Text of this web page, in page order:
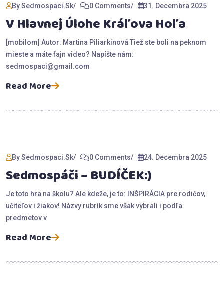
By Sedmospaci.sk 0 Comments 31. Decembra 2025
V Hlavnej Úlohe Kráľova Hoľa
[mobilom] Autor: Martina Piliarkinová Tiež ste boli na peknom
mieste a máte fajn video? Napíšte nám:
sedmospaci@gmail.com
Read More
By Sedmospaci.sk 0 Comments 24. Decembra 2025
Sedmospáči ~ BUDÍČEK:)
Je toto hra na školu? Ale kdeže, je to: INŠPIRÁCIA pre rodičov,
učiteľov i žiakov! Názvy rubrík sme však vybrali i podľa
predmetov v
Read More